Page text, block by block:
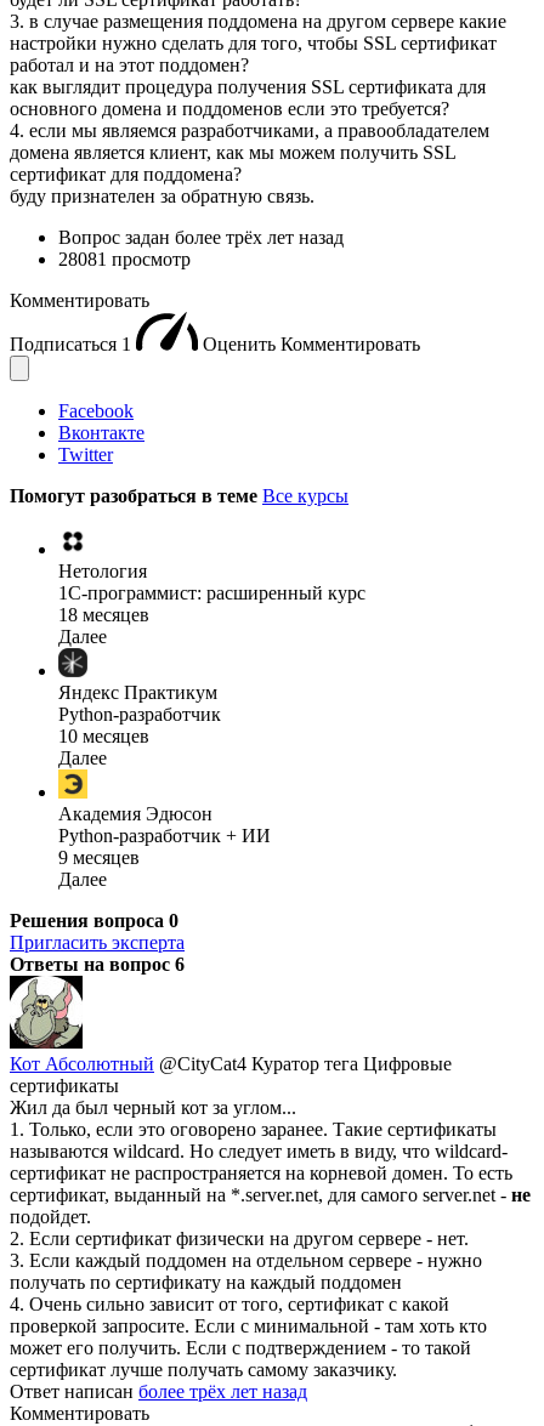
3. в случае размещения поддомена на другом сервере какие
настройки нужно сделать для того, чтобы SSL сертификат
работал и на этот поддомен?
как выглядит процедура получения SSL сертификата для
основного домена и поддоменов если это требуется?
4. если мы являемся разработчиками, а правообладателем
домена является клиент, как мы можем получить SSL
сертификат для поддомена?
буду признателен за обратную связь.
Вопрос задан более трёх лет назад
28081 просмотр
Комментировать
Подписаться 1 Оценить Комментировать
Facebook
Вконтакте
Twitter
Помогут разобраться в теме Все курсы
Нетология
1C-программист: расширенный курс
18 месяцев
Далее
Яндекс Практикум
Python-разработчик
10 месяцев
Далее
Академия Эдюсон
Python-разработчик + ИИ
9 месяцев
Далее
Решения вопроса 0
Пригласить эксперта
Ответы на вопрос 6
Кот Абсолютный @CityCat4 Куратор тега Цифровые
сертификаты
Жил да был черный кот за углом...
1. Только, если это оговорено заранее. Такие сертификаты
называются wildcard. Но следует иметь в виду, что wildcard-
сертификат не распространяется на корневой домен. То есть
сертификат, выданный на *.server.net, для самого server.net - не
подойдет.
2. Если сертификат физически на другом сервере - нет.
3. Если каждый поддомен на отдельном сервере - нужно
получать по сертификату на каждый поддомен
4. Очень сильно зависит от того, сертификат с какой
проверкой запросите. Если с минимальной - там хоть кто
может его получить. Если с подтверждением - то такой
сертификат лучше получать самому заказчику.
Ответ написан более трёх лет назад
Комментировать